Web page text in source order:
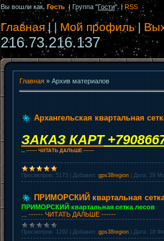
Вы вошли какГость | Группа "Гости" |RSS
Главная| | Мой профиль|
216.73.216.137
Главная » Архив материалов
Архангельская квартальная
ЗАКАЗ КАРТ
------ ЧИТАТЬ ДАЛЬШЕ ------
Просмотров: 5173 Добавил: gps38region Дата: 29
ПРИМОРСКИЙ квартальная
ПРИМОРСКИЙ квартальная сетка лесов
------ ЧИТАТЬ ДАЛЬШЕ ------
Просмотров: 1292 Добавил: gps38region Дата: 18